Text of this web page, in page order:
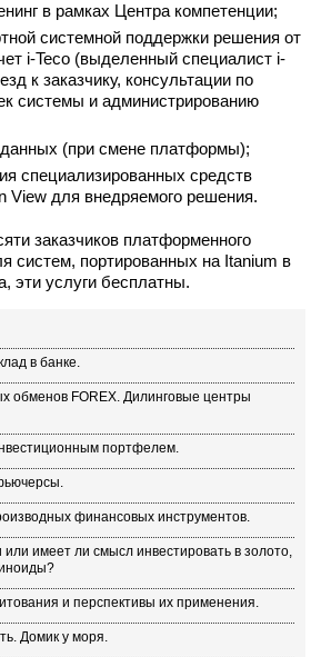
в рамках Центра компетенции;
системной поддержки решения от
i-Teco (выделенный специалист i-
к заказчику, консультации по
системы и администрированию
(при смене платформы);
специализированных средств
View для внедряемого решения.
заказчиков платформенного
систем, портированных на Itanium в
эти услуги бесплатны.
в банке.
обменов FOREX. Дилинговые центры
портфелем.
финансовых инструментов.
или имеет ли смысл инвестировать в золото,
и перспективы их применения.
Домик у моря.